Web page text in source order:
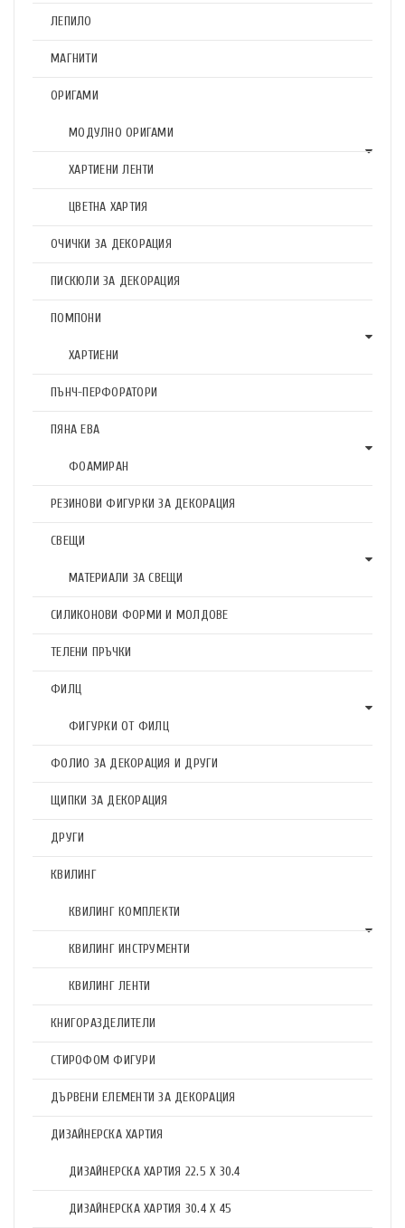
ЛЕПИЛО
МАГНИТИ
ОРИГАМИ
МОДУЛНО ОРИГАМИ
ХАРТИЕНИ ЛЕНТИ
ЦВЕТНА ХАРТИЯ
ОЧИЧКИ ЗА ДЕКОРАЦИЯ
ПИСКЮЛИ ЗА ДЕКОРАЦИЯ
ПОМПОНИ
ХАРТИЕНИ
ПЪНЧ-ПЕРФОРАТОРИ
ПЯНА ЕВА
ФОАМИРАН
РЕЗИНОВИ ФИГУРКИ ЗА ДЕКОРАЦИЯ
СВЕЩИ
МАТЕРИАЛИ ЗА СВЕЩИ
СИЛИКОНОВИ ФОРМИ И МОЛДОВЕ
ТЕЛЕНИ ПРЪЧКИ
ФИЛЦ
ФИГУРКИ ОТ ФИЛЦ
ФОЛИО ЗА ДЕКОРАЦИЯ И ДРУГИ
ЩИПКИ ЗА ДЕКОРАЦИЯ
ДРУГИ
КВИЛИНГ
КВИЛИНГ КОМПЛЕКТИ
КВИЛИНГ ИНСТРУМЕНТИ
КВИЛИНГ ЛЕНТИ
КНИГОРАЗДЕЛИТЕЛИ
СТИРОФОМ ФИГУРИ
ДЪРВЕНИ ЕЛЕМЕНТИ ЗА ДЕКОРАЦИЯ
ДИЗАЙНЕРСКА ХАРТИЯ
ДИЗАЙНЕРСКА ХАРТИЯ 22.5 X 30.4
ДИЗАЙНЕРСКА ХАРТИЯ 30.4 X 45